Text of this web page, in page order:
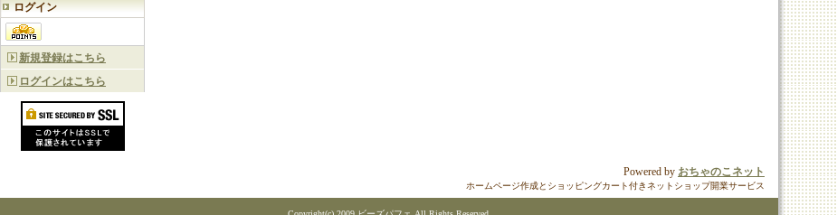
ログイン
新規登録はこちら
ログインはこちら
Powered by おちゃのこネット
ホームページ作成とショッピングカート付きネットショップ開業サービス